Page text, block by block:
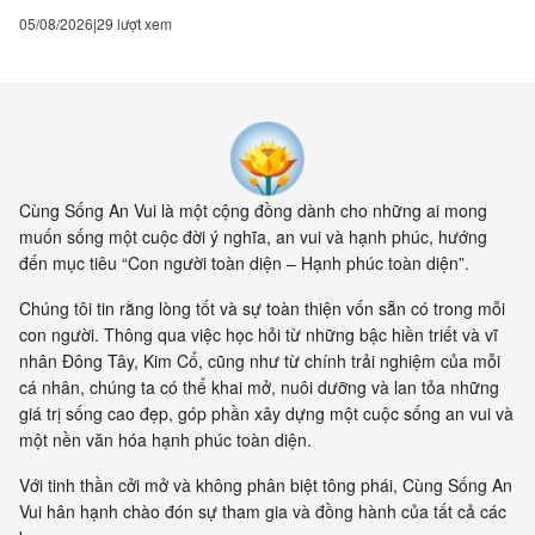
05/08/2026 29 lượt xem
Cùng Sống An Vui là một cộng đồng dành cho những ai mong
muốn sống một cuộc đời ý nghĩa, an vui và hạnh phúc, hướng
đến mục tiêu “Con người toàn diện – Hạnh phúc toàn diện”.
Chúng tôi tin rằng lòng tốt và sự toàn thiện vốn sẵn có trong mỗi
con người. Thông qua việc học hỏi từ những bậc hiền triết và vĩ
nhân Đông Tây, Kim Cổ, cũng như từ chính trải nghiệm của mỗi
cá nhân, chúng ta có thể khai mở, nuôi dưỡng và lan tỏa những
giá trị sống cao đẹp, góp phần xây dựng một cuộc sống an vui và
một nền văn hóa hạnh phúc toàn diện.
Với tinh thần cởi mở và không phân biệt tông phái, Cùng Sống An
Vui hân hạnh chào đón sự tham gia và đồng hành của tất cả các